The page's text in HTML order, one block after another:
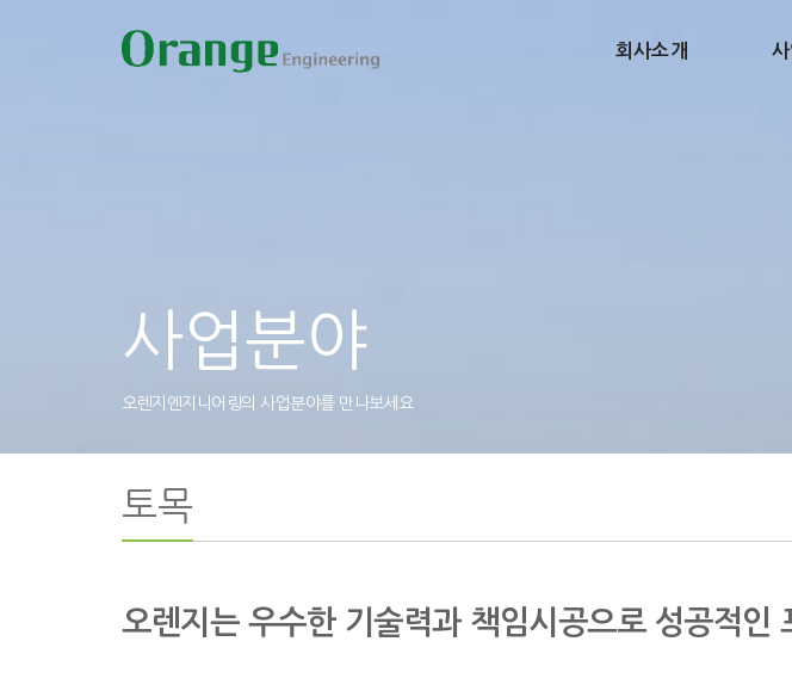
회사소개
사업분야
오렌지엔지니어링의 사업분야를 만나보세요
토목
오렌지는 우수한 기술력과 책임시공으로 성공적인